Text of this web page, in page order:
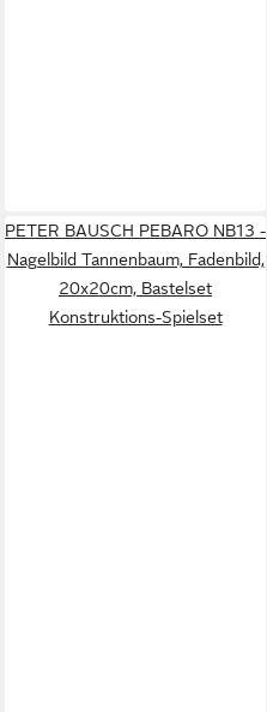
PETER BAUSCH PEBARO NB13 -
Nagelbild Tannenbaum, Fadenbild,
20x20cm, Bastelset
Konstruktions-Spielset